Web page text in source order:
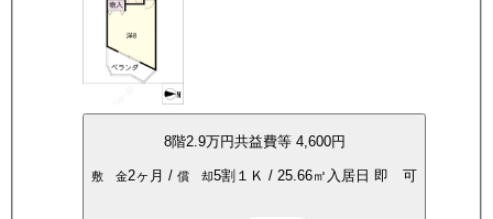
8階2.9万円共益費等 4,600円
敷 金2ヶ月 /償 却5割 １Ｋ /25.66㎡ 入居日 即 可